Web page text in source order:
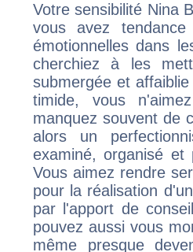
Votre sensibilité Nina
vous avez
émotionnelles dans
cherchiez à les
submergée et
timide, vous
manquez souvent de
alors un
examiné, organisé et
Vous aimez rendre
pour la réalisation
par l'apport de
pouvez aussi vous
même presque